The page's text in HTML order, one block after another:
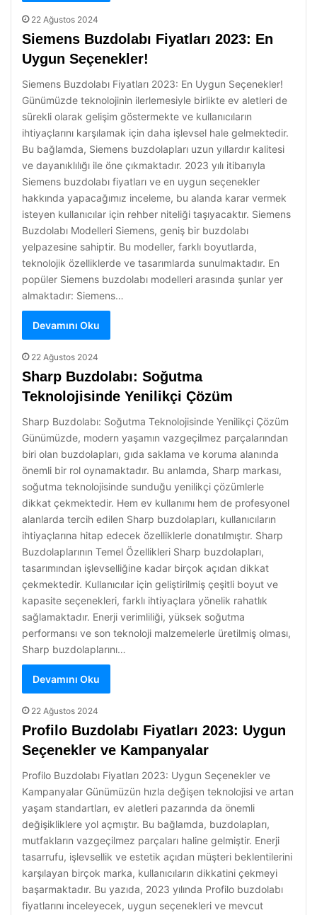
22 Ağustos 2024
Siemens Buzdolabı Fiyatları 2023: En
Uygun Seçenekler!
Siemens Buzdolabı Fiyatları 2023: En Uygun Seçenekler!
Günümüzde teknolojinin ilerlemesiyle birlikte ev aletleri de
sürekli olarak gelişim göstermekte ve kullanıcıların
ihtiyaçlarını karşılamak için daha işlevsel hale gelmektedir.
Bu bağlamda, Siemens buzdolapları uzun yıllardır kalitesi
ve dayanıklılığı ile öne çıkmaktadır. 2023 yılı itibarıyla
Siemens buzdolabı fiyatları ve en uygun seçenekler
hakkında yapacağımız inceleme, bu alanda karar vermek
isteyen kullanıcılar için rehber niteliği taşıyacaktır. Siemens
Buzdolabı Modelleri Siemens, geniş bir buzdolabı
yelpazesine sahiptir. Bu modeller, farklı boyutlarda,
teknolojik özelliklerde ve tasarımlarda sunulmaktadır. En
popüler Siemens buzdolabı modelleri arasında şunlar yer
almaktadır: Siemens…
Devamını Oku
22 Ağustos 2024
Sharp Buzdolabı: Soğutma
Teknolojisinde Yenilikçi Çözüm
Sharp Buzdolabı: Soğutma Teknolojisinde Yenilikçi Çözüm
Günümüzde, modern yaşamın vazgeçilmez parçalarından
biri olan buzdolapları, gıda saklama ve koruma alanında
önemli bir rol oynamaktadır. Bu anlamda, Sharp markası,
soğutma teknolojisinde sunduğu yenilikçi çözümlerle
dikkat çekmektedir. Hem ev kullanımı hem de profesyonel
alanlarda tercih edilen Sharp buzdolapları, kullanıcıların
ihtiyaçlarına hitap edecek özelliklerle donatılmıştır. Sharp
Buzdolaplarının Temel Özellikleri Sharp buzdolapları,
tasarımından işlevselliğine kadar birçok açıdan dikkat
çekmektedir. Kullanıcılar için geliştirilmiş çeşitli boyut ve
kapasite seçenekleri, farklı ihtiyaçlara yönelik rahatlık
sağlamaktadır. Enerji verimliliği, yüksek soğutma
performansı ve son teknoloji malzemelerle üretilmiş olması,
Sharp buzdolaplarını…
Devamını Oku
22 Ağustos 2024
Profilo Buzdolabı Fiyatları 2023: Uygun
Seçenekler ve Kampanyalar
Profilo Buzdolabı Fiyatları 2023: Uygun Seçenekler ve
Kampanyalar Günümüzün hızla değişen teknolojisi ve artan
yaşam standartları, ev aletleri pazarında da önemli
değişikliklere yol açmıştır. Bu bağlamda, buzdolapları,
mutfakların vazgeçilmez parçaları haline gelmiştir. Enerji
tasarrufu, işlevsellik ve estetik açıdan müşteri beklentilerini
karşılayan birçok marka, kullanıcıların dikkatini çekmeyi
başarmaktadır. Bu yazıda, 2023 yılında Profilo buzdolabı
fiyatlarını inceleyecek, uygun seçenekleri ve mevcut